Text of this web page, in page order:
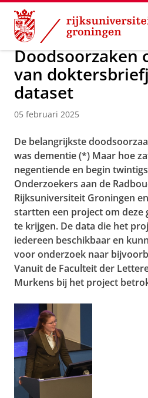
Skip
Content
Skip
Navigation
Over ons Actueel
Doodsoorzaken
van
dataset
05 februari 2025
De belangrijkste
was dementie (*) Maar hoe
negentiende en begin
Onderzoekers aan de
Rijksuniversiteit Groningen
startten een project om deze
te krijgen. De data die het
iedereen beschikbaar en
voor onderzoek naar
Vanuit de Faculteit der
Murkens bij het project